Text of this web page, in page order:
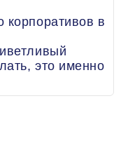
корпоративов в
это именно